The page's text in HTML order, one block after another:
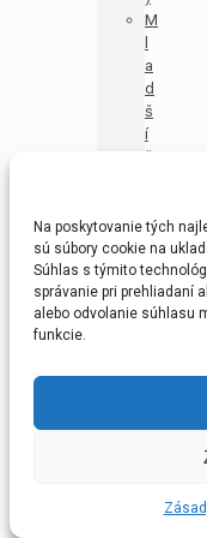
Na poskytovanie tých
sú súbory cookie na
Súhlas s týmito
správanie pri prehliadaní
alebo odvolanie súhlasu
funkcie.
M
a
d
š
í
ž
c
i
U
1
3
d